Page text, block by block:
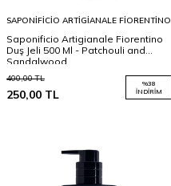
SAPONIFICIO ARTIGIANALE FIORENTINO
Saponificio Artigianale Fiorentino
Duş Jeli 500 Ml - Patchouli and
Sandalwood
400,00TL
250,00 TL
%38
İNDIRIM